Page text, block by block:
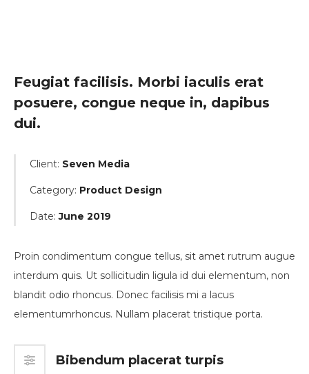
Feugiat facilisis. Morbi iaculis erat
posuere, congue neque in, dapibus
dui.
Client: Seven Media
Category: Product Design
Date: June 2019
Proin condimentum congue tellus, sit amet rutrum augue
interdum quis. Ut sollicitudin ligula id dui elementum, non
blandit odio rhoncus. Donec facilisis mi a lacus
elementumrhoncus. Nullam placerat tristique porta.
Bibendum placerat turpis